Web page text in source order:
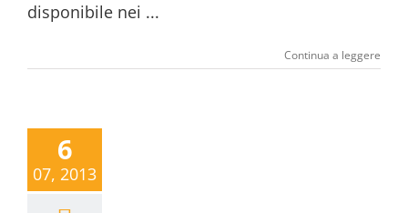
disponibile nei ...
Continua a leggere
6
07, 2013